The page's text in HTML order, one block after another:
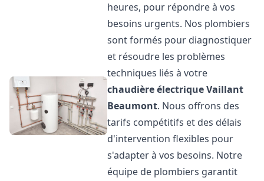
heures, pour répondre à vos
besoins urgents. Nos plombiers
sont formés pour diagnostiquer
et résoudre les problèmes
techniques liés à votre
chaudière électrique Vaillant
Beaumont. Nous offrons des
tarifs compétitifs et des délais
d'intervention flexibles pour
s'adapter à vos besoins. Notre
équipe de plombiers garantit